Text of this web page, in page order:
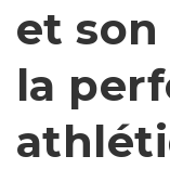
et
la